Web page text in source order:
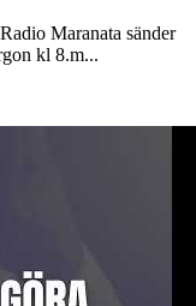
Maranata sänder
kl 8.m...